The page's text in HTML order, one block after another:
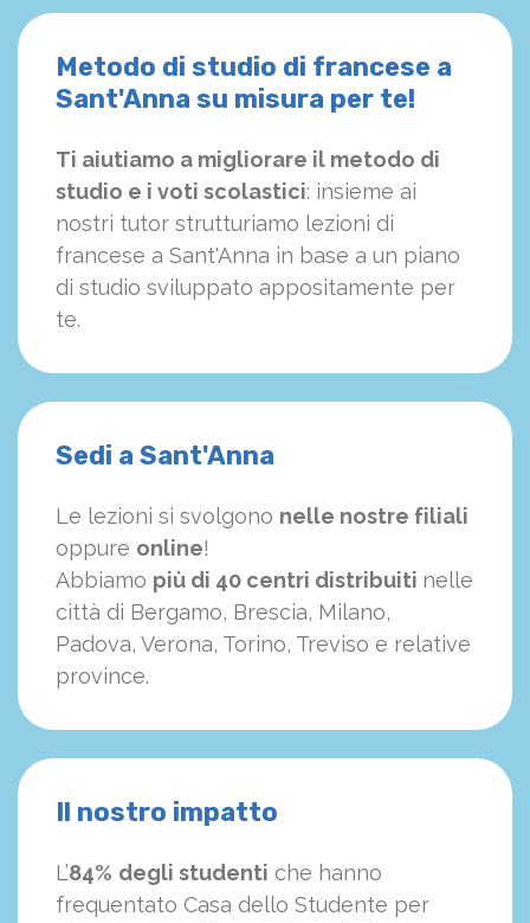
Metodo di studio di francese a
Sant'Anna su misura per te!
Ti aiutiamo a migliorare il metodo di
studio e i voti scolastici: insieme ai
nostri tutor strutturiamo lezioni di
francese a Sant'Anna in base a un piano
di studio sviluppato appositamente per
te.
Sedi a Sant'Anna
Le lezioni si svolgono nelle nostre filiali
oppure online!
Abbiamo più di 40 centri distribuiti nelle
città di Bergamo, Brescia, Milano,
Padova, Verona, Torino, Treviso e relative
province.
Il nostro impatto
L’84% degli studenti che hanno
frequentato Casa dello Studente per